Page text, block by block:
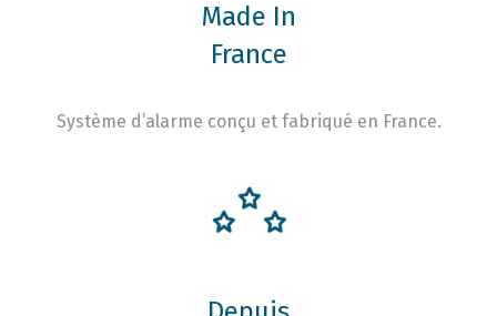
Made In
France
Système d’alarme conçu et fabriqué en France.